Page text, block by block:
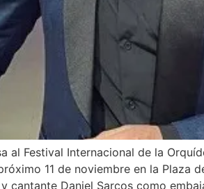
al Festival Internacional de la
11 de noviembre en la Plaza
cantante Daniel Sarcos como